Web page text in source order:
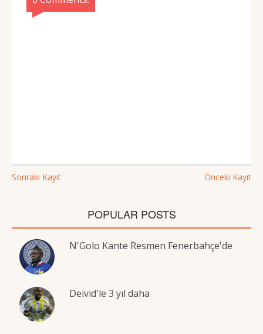
Sonraki Kayıt Önceki Kayıt
POPULAR POSTS
N'Golo Kante Resmen Fenerbahçe'de
Deivid'le 3 yıl daha